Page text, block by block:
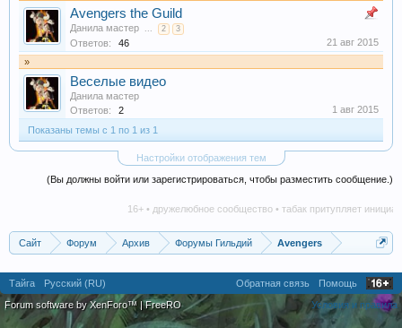
Avengers the Guild
Данила мастер ... 2 3
Ответов: 46
21 авг 2015
»
Веселые видео
Данила мастер
Ответов:
2
1 авг 2015
Показаны темы с 1 по 1 из 1
Настройки отображения тем
(Вы должны войти или зарегистрироваться, чтобы разместить сообщение.)
16+ • дружелюбное сообщество • табак притупляет
Сайт Форум Архив Форумы Гильдий Avengers
Тайга Русский (RU) Обратная связь
Помощь
Условия и правила
Forum software by XenForo™ |FreeRO